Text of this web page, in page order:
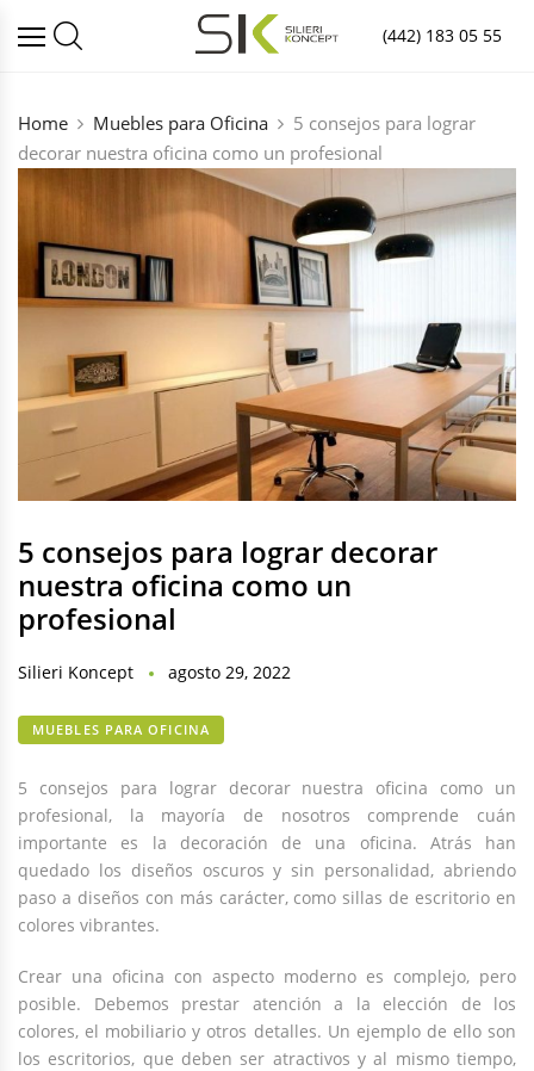
(442) 183 05 55
Home Muebles para Oficina
5 consejos para lograr
decorar nuestra oficina como un profesional
5 consejos para lograr decorar
nuestra oficina como un
profesional
Silieri Koncept agosto 29, 2022
MUEBLES PARA OFICINA
5 consejos para lograr decorar nuestra oficina como un
profesional, la mayoría de nosotros comprende cuán
importante es la decoración de una oficina. Atrás han
quedado los diseños oscuros y sin personalidad, abriendo
paso a diseños con más carácter, como sillas de escritorio en
colores vibrantes.
Crear una oficina con aspecto moderno es complejo, pero
posible. Debemos prestar atención a la elección de los
colores, el mobiliario y otros detalles. Un ejemplo de ello son
los escritorios, que deben ser atractivos y al mismo tiempo,